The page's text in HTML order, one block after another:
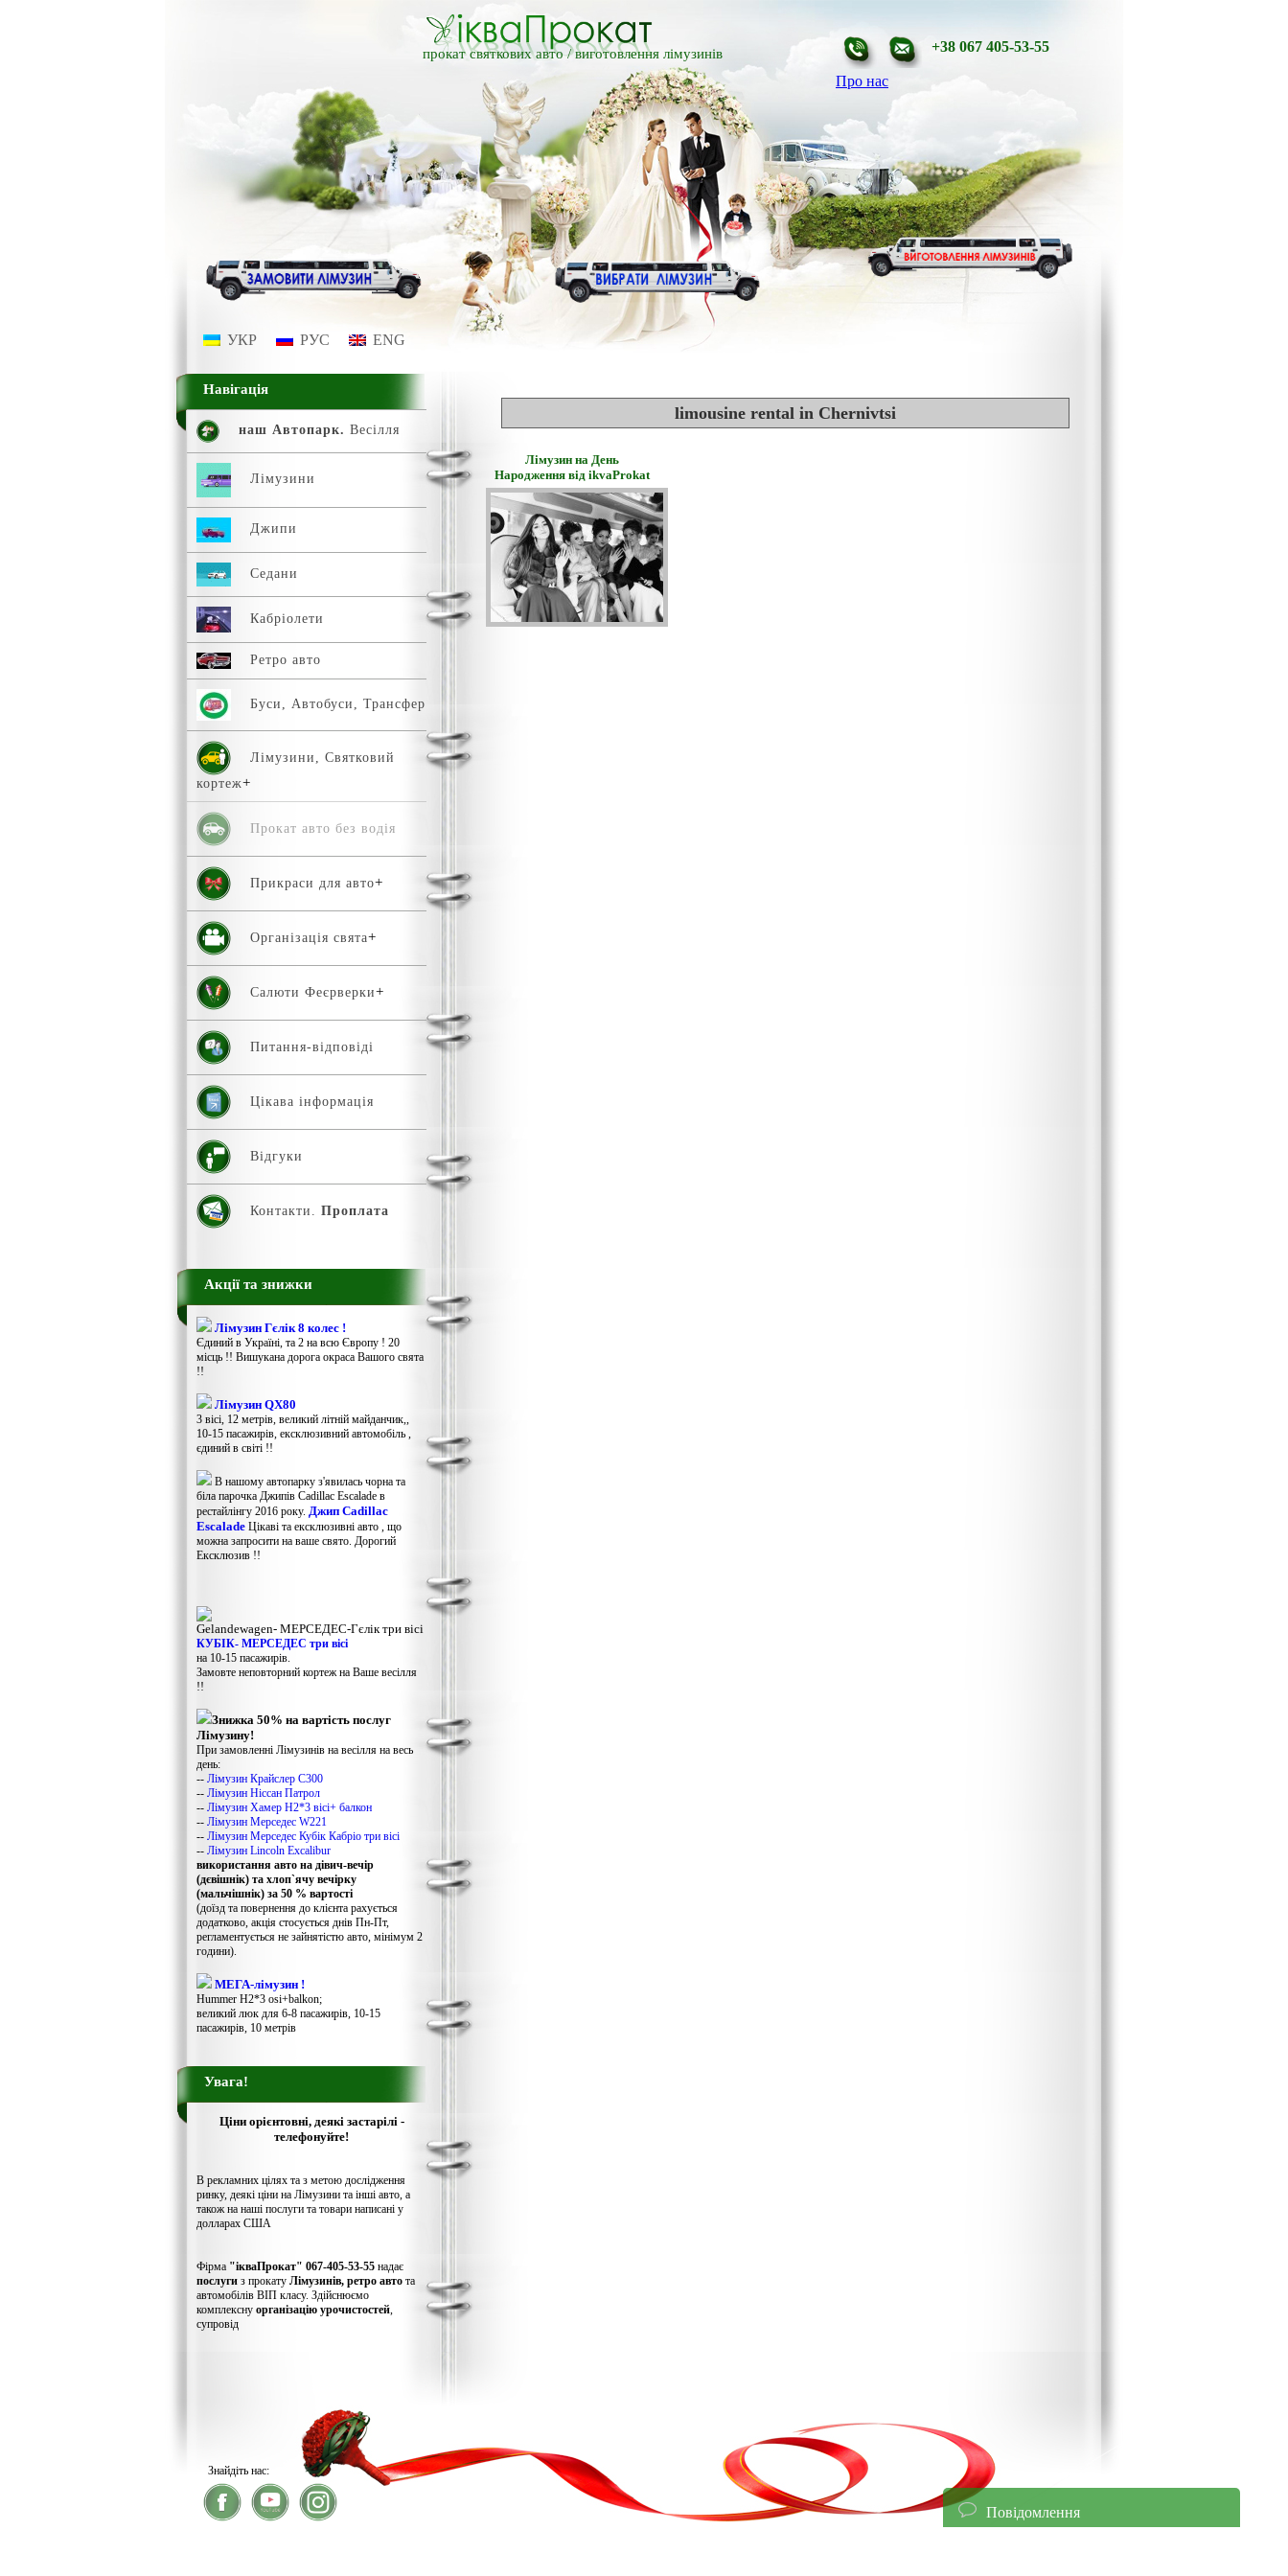
прокат святкових авто /виготовлення лімузинів
Про нас
+38 067 405-53-55
УКР РУС ENG
Навігація
наш Автопарк. Весілля
Лімузини
Джипи
Седани
Кабріолети
Ретро авто
Буси, Автобуси, Трансфер
Лімузини, Святковий
кортеж
Прокат авто без водія
Прикраси для авто
Організація свята
Салюти Феєрверки
Питання-відповіді
Цікава інформація
Відгуки
Контакти. Проплата
Акції та знижки
Лімузин Гєлік 8 колес !
Єдиний в Україні, та 2 на всю Європу ! 20
місць !! Вишукана дорога окраса Вашого свята
!!
Лімузин QX80
3 вісі, 12 метрів, великий літній майданчик,,
10-15 пасажирів, ексклюзивний автомобіль ,
єдиний в світі !!
В нашому автопарку з'явилась чорна та
біла парочка Джипів Cadillac Escalade в
рестайлінгу 2016 року. Джип Cadillac
Escalade Цікаві та ексклюзивні авто , що
можна запросити на ваше свято. Дорогий
Ексклюзив !!
Gelandewagen​- МЕРСЕДЕС-Гєлік три вісі
КУБІК- МЕРСЕДЕС три вісі
на 10-15 пасажирів.
Замовте неповторний кортеж на Ваше весілля
!!
Знижка 50% на вартість послуг
Лімузину!
При замовленні Лімузинів на весілля на весь
день:
-- Лімузин Крайслер С300
-- Лімузин Ніссан Патрол
-- Лімузин Хамер Н2*3 вісі+ балкон
-- Лімузин Мерседес W221
-- Лімузин Мерседес Кубік Кабріо три вісі
-- Лімузин Lincoln Excalibur
використання авто на дівич-вечір
(дєвішнік) та хлоп`ячу вечірку
(мальчішнік) за 50 % вартості
(доїзд та повернення до клієнта рахується
додатково, акція стосується днів Пн-Пт,
регламентується не зайнятістю авто, мінімум 2
години).
МЕГА-лімузин !
Hummer H2*3 osi+balkon;
великий люк для 6-8 пасажирів, 10-15
пасажирів, 10 метрів
Увага!
Ціни орієнтовні, деякі застарілі -
телефонуйте!
В рекламних цілях та з метою дослідження
ринку, деякі ціни на Лімузини та інші авто, а
також на наші послуги та товари написані у
долларах США
Фірма "ікваПрокат" 067-405-53-55 надає
послуги з прокату Лімузинів, ретро авто та
автомобілів ВІП класу. Здійснюємо
комплексну організацію урочистостей,
супровід
limousine rental in Chernivtsi
Лімузин на День
Народження від ikvaProkat
Знайдіть нас:
Повідомлення